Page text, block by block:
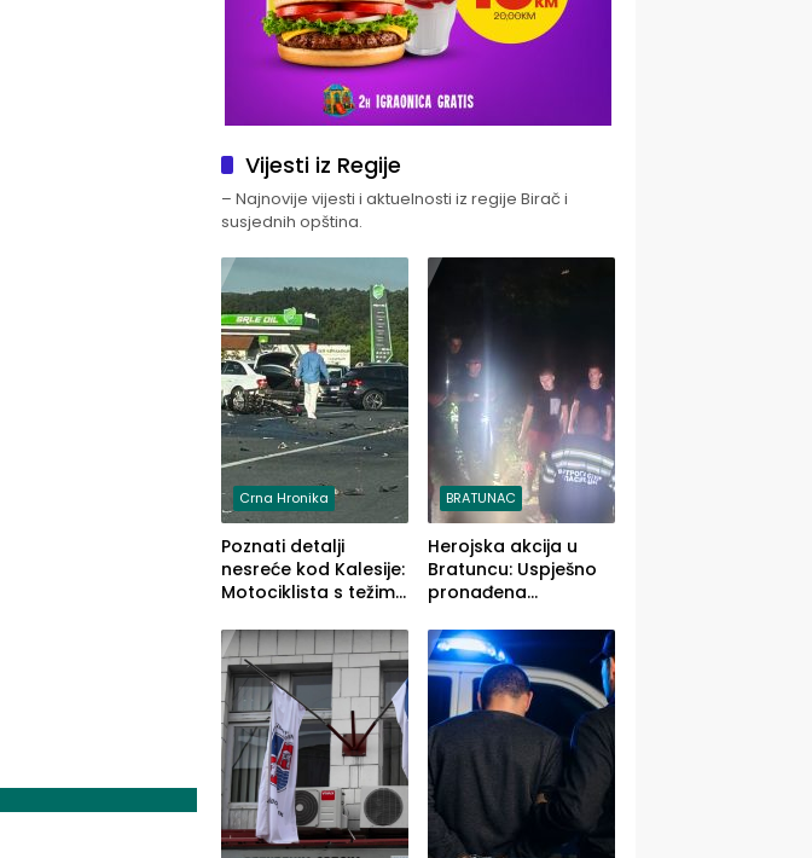
Vijesti iz Regije
– Najnovije vijesti i aktuelnosti iz regije Birač i
susjednih opština.
Crna Hronika
Poznati detalji
nesreće kod Kalesije:
Motociklista s težim,
lakšim povredama
BRATUNAC
Herojska akcija u
Bratuncu: Uspješno
pronađena
a Ivanka Lazić,
rodom iz Kravice.